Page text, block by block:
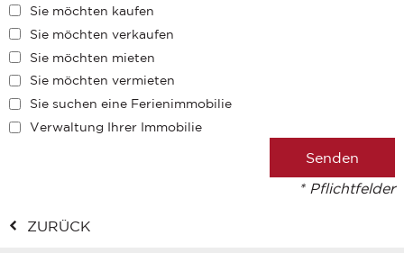
Sie möchten kaufen
Sie möchten verkaufen
Sie möchten mieten
Sie möchten vermieten
Sie suchen eine Ferienimmobilie
Verwaltung Ihrer Immobilie
* Pflichtfelder
ZURÜCK